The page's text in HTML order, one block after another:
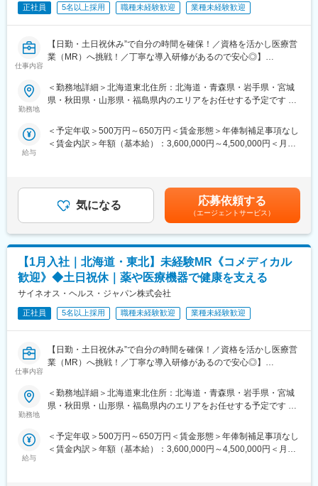
当社はエムスリーグループのであり、現在はCSO事業とメディカ
【当社CSO事業の特徴】
■先発品特化型
後2ndPJT以降も先発品の経験を積み、MRとして専門性を磨くこ
とが出来ます。
PJTによってリモートMRという形態があることはもちろん、それ
に向けた研修も充実しています。
る方法についても、研修を実施しています。
変更の範囲：会社の定める業務
正社員 5名以上採用 職種未経験歓迎 業種未経験歓迎
仕事内容
【日勤・土日祝休み”で自分の時間を確保！／資格を活かし医療営
業（MR）へ挑戦！／丁寧な導入研修があるので安心◎】
《資格と想いがあれば活躍できる！》
「誰かのためになる仕事がしたい」「社会貢献につながる仕事を
ます。
これまでの経験を活かして新たなフィールドで活躍したい方を歓
■夜勤なし！日勤・土日祝休みで働き方改善・ワークライフバラン
スの両立が叶う！
■明確な評価制度あり！自身の成果や頑張りが客観的に評価され、
年収に反映されます。また、在籍年数が増えると永年勤続報奨金
や四半期一時金などの手当もアップします。つまり、やりがいや
努力がきちんと報われる報酬制度になっています。
《丁寧な研修・支援体制で成長を応援！》
入社後は2カ月間の研修制度がありますので、未経験の方も安心し
てご応募ください！同期社員と一緒に集中的に研修を行い、その
また、配属後も一人ひとりの知識とスキルレベルを上げるために
様々な研修をご用意しています。
《あなたの想いを実現する豊富なキャリアプランとサポート体
制！》
社部門（マネージャー、研修部門など）へのキャリアチェンジ」
など幅広いキャリアプランがあります。また、弊社のマネージャ
勤務地
＜勤務地詳細＞北海道東北住所：北海道・青森県・岩手県・宮城
県・秋田県・山形県・福島県内のエリアをお任せする予定です 受
給与
＜予定年収＞500万円～650万円＜賃金形態＞年俸制補足事項なし
＜賃金内訳＞年額（基本給）：3,600,000円～4,500,000円＜月額
動・四半期一時金：10万円（四半期に1回、10万円程度支給）※た
だし支給条件有。他、永続勤務報奨金（3年勤務5万円支給、5年
勤務10万円…）ございます。賃金はあくまでも目安の金額であ
り、選考を通じて上下する可能性があります。月給(月額)は固定手
当を含めた表記です。
気になる 応募依頼する
（エージェントサービス）
【1月入社｜北海道・東北】未経験MR《コメディカル
歓迎》◆土日祝休｜薬や医療機器で健康を支える
サイネオス・ヘルス・ジャパン株式会社
正社員 5名以上採用 職種未経験歓迎 業種未経験歓迎
仕事内容
【日勤・土日祝休み”で自分の時間を確保！／資格を活かし医療営
業（MR）へ挑戦！／丁寧な導入研修があるので安心◎】
《資格と想いがあれば活躍できる！》
「誰かのためになる仕事がしたい」「社会貢献につながる仕事を
ます。
これまでの経験を活かして新たなフィールドで活躍したい方を歓
勤務地
＜勤務地詳細＞北海道東北住所：北海道・青森県・岩手県・宮城
県・秋田県・山形県・福島県内のエリアをお任せする予定です 受
給与
＜予定年収＞500万円～650万円＜賃金形態＞年俸制補足事項なし
＜賃金内訳＞年額（基本給）：3,600,000円～4,500,000円＜月額